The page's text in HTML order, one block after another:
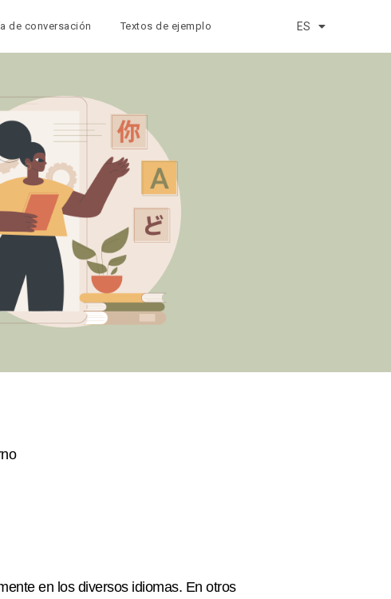
de conversación Textos de ejemplo ES
EU
en los diversos idiomas. En otros